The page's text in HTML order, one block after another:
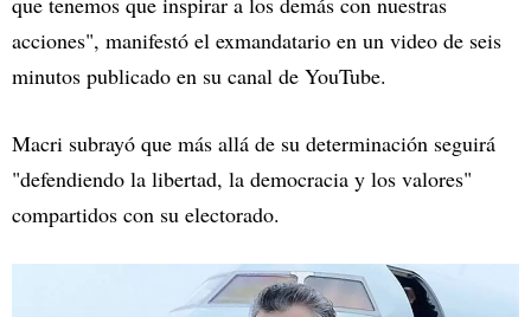
acciones", manifestó el exmandatario en un video de seis
minutos publicado en su canal de YouTube.
Macri subrayó que más allá de su determinación seguirá
"defendiendo la libertad, la democracia y los valores"
compartidos con su electorado.